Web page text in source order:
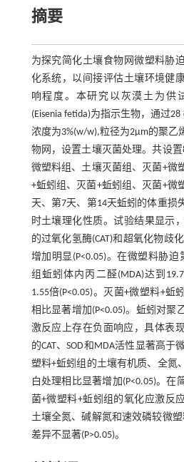
摘要
为探究简化土壤食物网微塑料胁
化系统，以间接评估土壤环境健
响程度。本研究以灰漠土为供
(Eisenia fetida)为指示生物，通过
浓度为3%(w/w),粒径为2μm的聚乙
物网，设置土壤灭菌处理。共设置
微塑料组、土壤灭菌组、灭菌+微
+蚯蚓组、灭菌+蚯蚓组、灭菌+微
天、第7天、第14天蚯蚓的体重损
时土壤理化性质。试验结果显示
的过氧化氢酶(CAT)和超氧化物歧
增加明显(P<0.05)。在微塑料胁
组蚯蚓体内丙二醛(MDA)达到
1.55倍(P<0.05)。灭菌+微塑料+蚯
相比显著增加(P<0.05)。蚯蚓对聚
激反应上存在负面响应，具体表
的CAT、SOD和MDA活性显著高于
塑料+蚯蚓组的土壤有机质、全氮
白处理相比显著增加(P<0.05)。在
菌+微塑料+蚯蚓组的氧化应激反
土壤全氮、碱解氮和速效磷较微
差异不显著(P>0.05)。